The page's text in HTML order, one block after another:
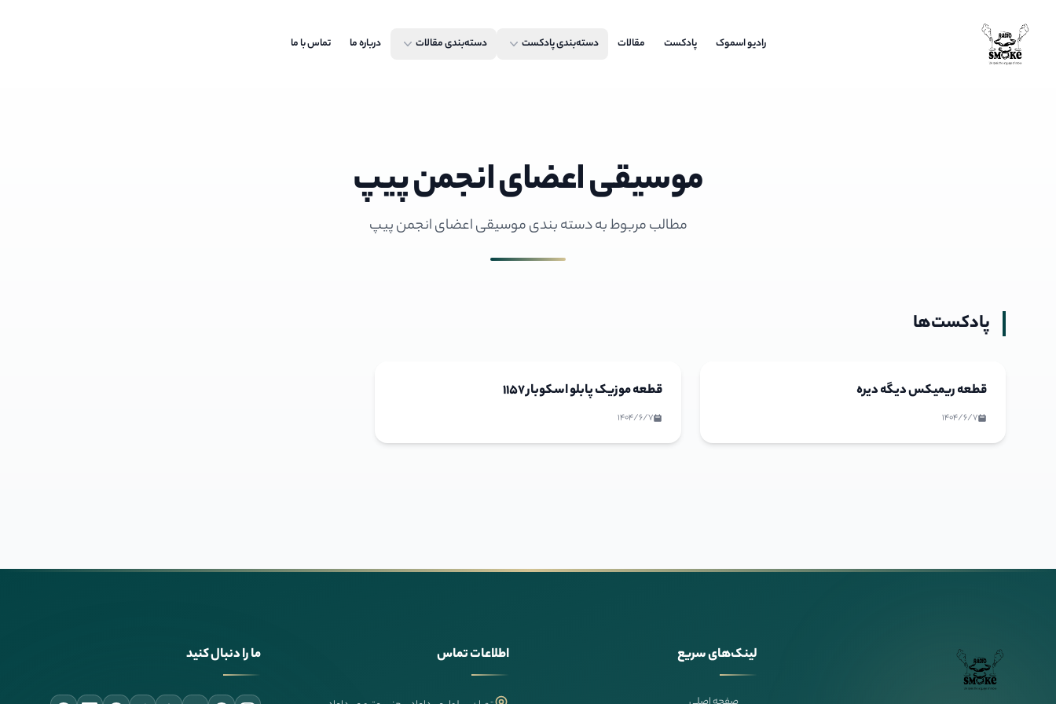
رادیو اسموک
رادیو اسموک پادکست مقالات دسته‌بندی پادکست دسته‌بندی مقالات درباره ما تماس با ما
موسیقی اعضای انجمن پیپ
مطالب مربوط به دسته بندی موسیقی اعضای انجمن پیپ
پادکست‌ها
قطعه ریمیکس دیگه دیره
1404/6/7
قطعه موزیک پابلو اسکوبار 1157
1404/6/7
لینک‌های سریع اطلاعات تماس ما را دنبال کنید